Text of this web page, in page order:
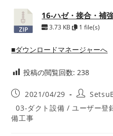
16-ハゼ・接合・補
3.73 KB 1 file(s)
■ダウンロードマネージャーへ
投稿の閲覧回数: 238
投
公
開
2021/04/29
投
者:
投
稿
カ
03-ダクト設備 / ユーザー登
備工事